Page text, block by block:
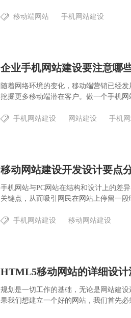
移动端网站 手机网站建设
企业手机网站建设要注意哪
随着网络环境的变化，移动端营销已经
挖掘更多移动端潜在客户。做一个手机
手机网站建设 网站建设 手机
移动网站建设开发设计要点
手机网站与PC网站在结构和设计上的差
关键点，从而吸引网民在网站上停留一
手机网站建设 移动网站建设
HTML5移动网站的详细设计
规划是一切工作的基础，无论是网站建
果我们想建立一个好的网站，我们首先